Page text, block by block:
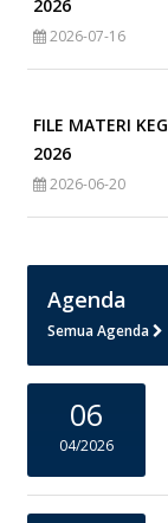
2026
2026-07-16
FILE MATERI
2026
2026-06-20
Agenda
Semua Agenda
06
04/2026